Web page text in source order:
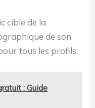
cible de la
de son
tous les profils.
: Guide